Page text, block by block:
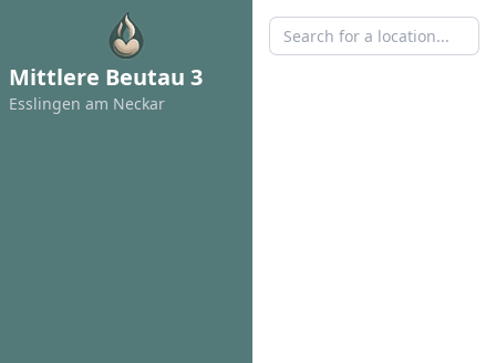
Mittlere Beutau 3
Esslingen am Neckar